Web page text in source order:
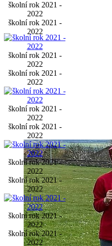
školní rok 2021 -
2022
školní rok 2021 -
2022
školní rok 2021 -
2022
školní rok 2021 -
2022
školní rok 2021 -
2022
školní rok 2021 -
2022
školní rok 2021 -
2022
školní rok 2021 -
2022
školní rok 2021 -
2022
školní rok 2021 -
2022